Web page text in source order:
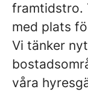
framtidstro.
med plats
Vi tänker
våra